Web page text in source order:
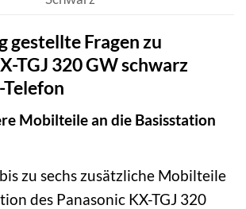
gestellte Fragen zu
TGJ 320 GW schwarz
Mobilteile an die Basisstation
zu sechs zusätzliche Mobilteile
des Panasonic KX-TGJ 320